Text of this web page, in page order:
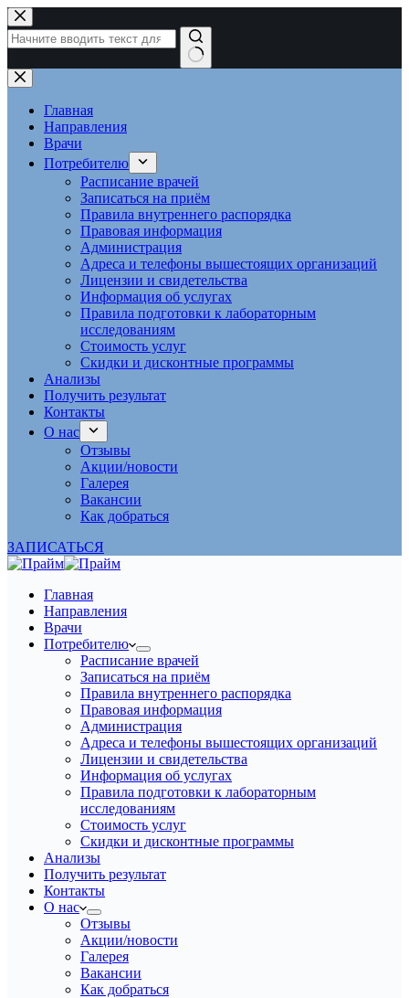
Перейти
к
сути
Ничего
не
найденоГлавная
Направления
Врачи
Потребителю
Расписание врачей
Записаться на приём
Правила внутреннего распорядка
Правовая информация
Администрация
Адреса и телефоны вышестоящих организаций
Лицензии и свидетельства
Информация об услугах
Правила подготовки к лабораторным
исследованиям
Стоимость услуг
Скидки и дисконтные программы
Анализы
Получить результат
Контакты
О нас
Отзывы
Акции/новости
Галерея
Вакансии
Как добраться
ЗАПИСАТЬСЯ
Главная
Направления
Врачи
Потребителю
Расписание врачей
Записаться на приём
Правила внутреннего распорядка
Правовая информация
Администрация
Адреса и телефоны вышестоящих организаций
Лицензии и свидетельства
Информация об услугах
Правила подготовки к лабораторным
исследованиям
Стоимость услуг
Скидки и дисконтные программы
Анализы
Получить результат
Контакты
О нас
Отзывы
Акции/новости
Галерея
Вакансии
Как добраться